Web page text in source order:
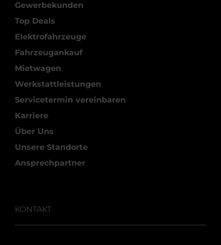
Gewerbekunden
Top Deals
Elektrofahrzeuge
Fahrzeugankauf
Mietwagen
Werkstattleistungen
Servicetermin vereinbaren
Karriere
Über Uns
Unsere Standorte
Ansprechpartner
KONTAKT